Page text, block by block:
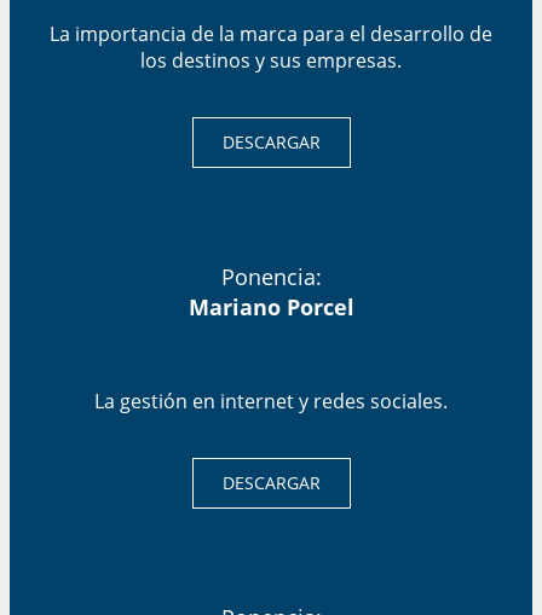
La importancia de la marca para el desarrollo de
los destinos y sus empresas.
DESCARGAR
Ponencia:
Mariano Porcel
La gestión en internet y redes sociales.
DESCARGAR